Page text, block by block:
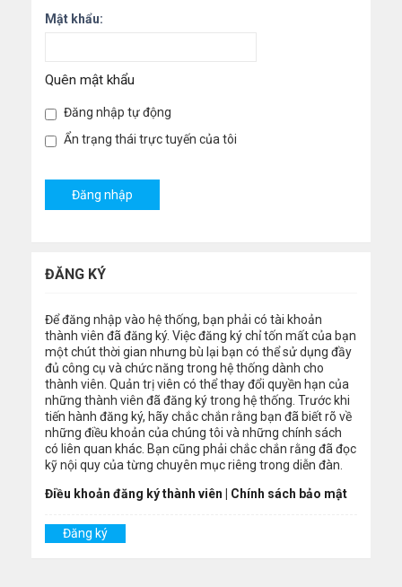
Mật khẩu:
Quên mật khẩu
Đăng nhập tự động
Ẩn trạng thái trực tuyến của tôi
ĐĂNG KÝ
Để đăng nhập vào hệ thống, bạn phải có tài khoản
thành viên đã đăng ký. Việc đăng ký chỉ tốn mất của bạn
một chút thời gian nhưng bù lại bạn có thể sử dụng đầy
đủ công cụ và chức năng trong hệ thống dành cho
thành viên. Quản trị viên có thể thay đổi quyền hạn của
những thành viên đã đăng ký trong hệ thống. Trước khi
tiến hành đăng ký, hãy chắc chắn rằng bạn đã biết rõ về
những điều khoản của chúng tôi và những chính sách
có liên quan khác. Bạn cũng phải chắc chắn rằng đã đọc
kỹ nội quy của từng chuyên mục riêng trong diễn đàn.
Điều khoản đăng ký thành viên
Chính sách bảo mật
Đăng ký